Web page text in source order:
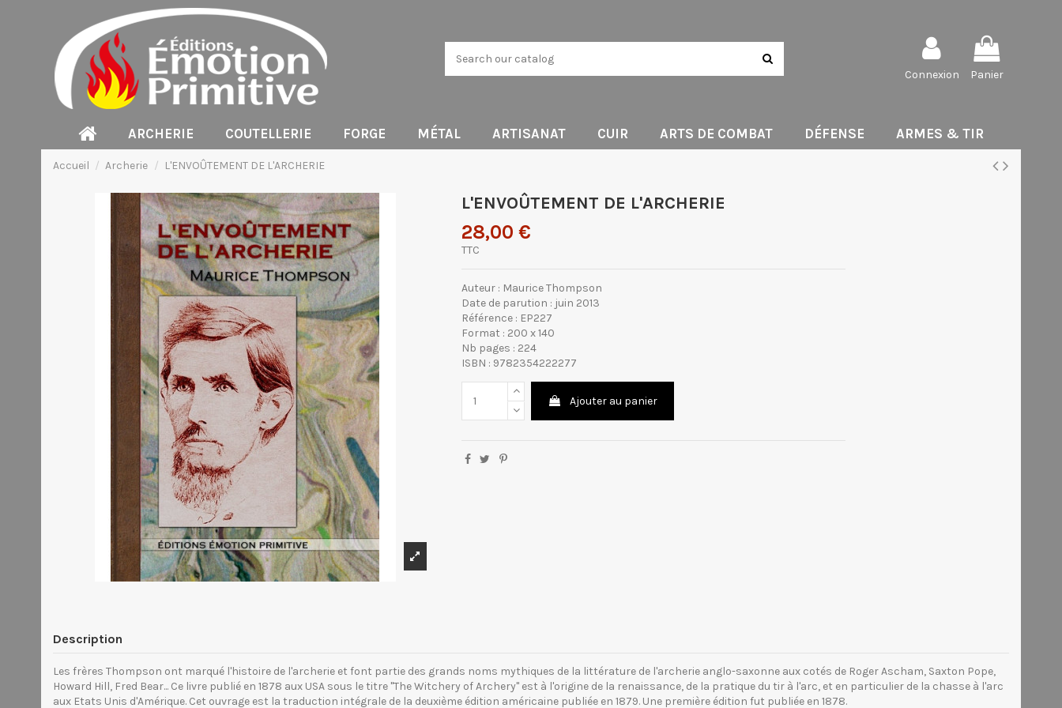
Connexion Panier
ARCHERIE COUTELLERIE FORGE MÉTAL ARTISANAT CUIR ARTS DE COMBAT DÉFENSE ARMES & TIR
Accueil Archerie L'ENVOÛTEMENT DE L'ARCHERIE
L'ENVOÛTEMENT DE L'ARCHERIE
28,00 €
TTC
Auteur : Maurice Thompson
Date de parution : juin 2013
Référence : EP227
Format : 200 x 140
Nb pages : 224
ISBN : 9782354222277
Ajouter au panier
Description
Les frères Thompson ont marqué l'histoire de l'archerie et font partie des grands noms mythiques de la littérature de l'archerie anglo-saxonne aux cotés de Roger Ascham, Saxton Pope,
Howard Hill, Fred Bear... Ce livre publié en 1878 aux USA sous le titre "The Witchery of Archery" est à l'origine de la renaissance, de la pratique du tir à l'arc, et en particulier de la chasse à l'arc
aux Etats Unis d'Amérique. Cet ouvrage est la traduction intégrale de la deuxième édition américaine publiée en 1879. Une première édition fut publiée en 1878.